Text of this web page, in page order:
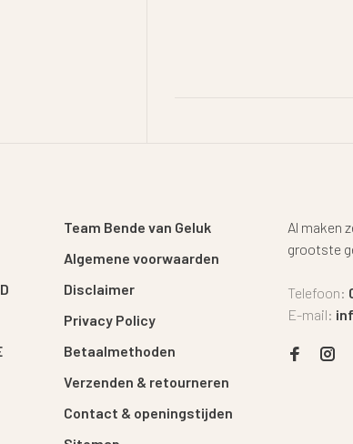
Team Bende van Geluk
Algemene voorwaarden
Disclaimer
Privacy Policy
Betaalmethoden
Verzenden & retourneren
Contact & openingstijden
Al maken
grootste
Telefoon:
E-mail: